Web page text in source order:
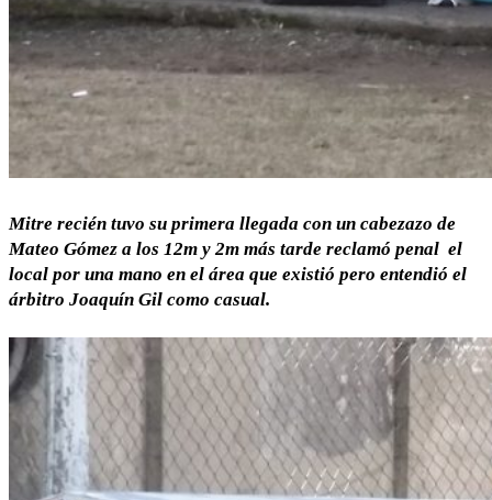
Mitre recién tuvo su primera llegada con un cabezazo de
Mateo Gómez a los 12m y 2m más tarde reclamó penal el
local por una mano en el área que existió pero entendió el
árbitro Joaquín Gil como casual.